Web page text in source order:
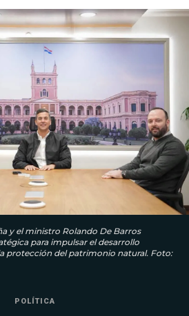
y el ministro Rolando De Barros
para impulsar el desarrollo
protección del patrimonio natural. Foto:
POLÍTICA